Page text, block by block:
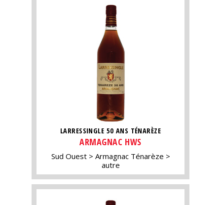
LARRESSINGLE 50 ANS TÉNARÈZE
ARMAGNAC HWS
Sud Ouest
Armagnac Ténarèze
autre